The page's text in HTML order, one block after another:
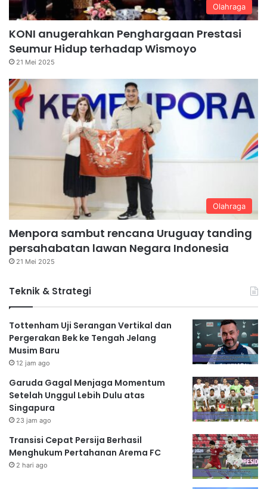
Olahraga
KONI anugerahkan Penghargaan Prestasi
Seumur Hidup terhadap Wismoyo
21 Mei 2025
Olahraga
Menpora sambut rencana Uruguay tanding
persahabatan lawan Negara Indonesia
21 Mei 2025
Teknik & Strategi
Tottenham Uji Serangan Vertikal dan
Pergerakan Bek ke Tengah Jelang
Musim Baru
12 jam ago
Garuda Gagal Menjaga Momentum
Setelah Unggul Lebih Dulu atas
Singapura
23 jam ago
Transisi Cepat Persija Berhasil
Menghukum Pertahanan Arema FC
2 hari ago